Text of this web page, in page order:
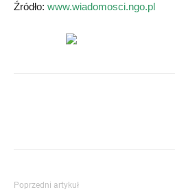
Źródło: www.wiadomosci.ngo.pl
Poprzedni artykuł